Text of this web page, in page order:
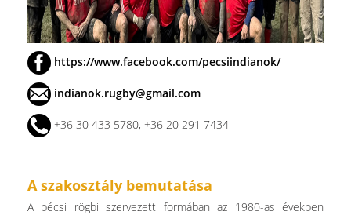
https://www.facebook.com/pecsiindianok/
indianok.rugby@gmail.com
+36 30 433 5780, +36 20 291 7434
A szakosztály bemutatása
A pécsi rögbi szervezett formában az 1980-as években